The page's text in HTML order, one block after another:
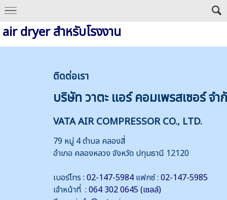
air dryer สำหรับโรงงาน
ติดต่อเรา
บริษัท วาตะ แอร์ คอมเพรสเซอร์ จำ
VATA AIR COMPRESSOR CO., LTD.
79 หมู่ 4 ตำบล คลองสี่
อำเภอ คลองหลวง จังหวัด ปทุมธานี 12120
เบอร์โทร : 02-147-5984 แฟกซ์ : 02-147-5985
เจ้าหน้าที่ : 064 302 0645 (เซลล์)